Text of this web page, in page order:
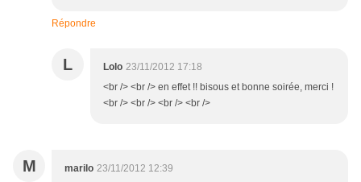
Répondre
L Lolo 23/11/2012 17:18
<br /> <br /> en effet !! bisous et bonne soirée, merci !
<br /> <br /> <br /> <br />
M marilo 23/11/2012 12:39